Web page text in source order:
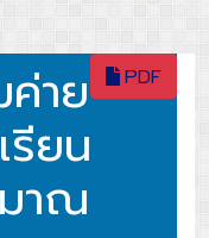
PDF
าย
ยน
าณ